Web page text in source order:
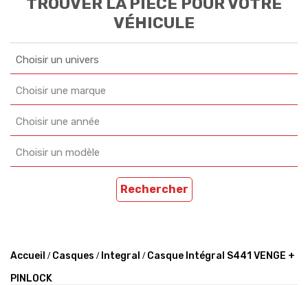
VÉHICULE
Choisir un univers
Choisir une marque
Choisir une année
Choisir un modèle
Rechercher
Accueil Casques Integral
Casque Intégral S441 VENGE +
PINLOCK